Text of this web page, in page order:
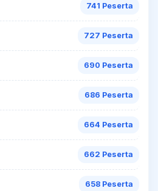
741 Peserta
727 Peserta
690 Peserta
686 Peserta
664 Peserta
662 Peserta
658 Peserta